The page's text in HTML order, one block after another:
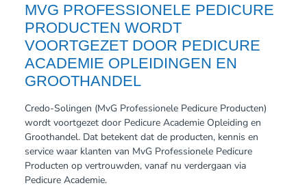
MVG PROFESSIONELE PEDICURE
PRODUCTEN WORDT
VOORTGEZET DOOR PEDICURE
ACADEMIE OPLEIDINGEN EN
GROOTHANDEL
Credo-Solingen (MvG Professionele Pedicure Producten)
wordt voortgezet door Pedicure Academie Opleiding en
Groothandel. Dat betekent dat de producten, kennis en
service waar klanten van MvG Professionele Pedicure
Producten op vertrouwden, vanaf nu verdergaan via
Pedicure Academie.